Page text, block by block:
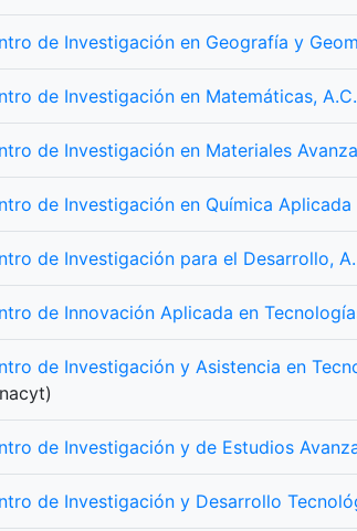
de Investigación en Geografía y
de Investigación en Matemáticas, A.C.
de Investigación en Materiales
de Investigación en Química Aplicada
de Investigación para el Desarrollo,
de Innovación Aplicada en
de Investigación y Asistencia en
de Investigación y de Estudios
de Investigación y Desarrollo